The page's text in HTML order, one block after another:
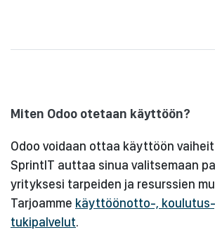
Miten Odoo otetaan käyttöön?
Odoo voidaan ottaa käyttöön
SprintIT auttaa sinua valitsemaan
yrityksesi tarpeiden ja resurssien
Tarjoamme käyttöönotto-,
tukipalvelut.